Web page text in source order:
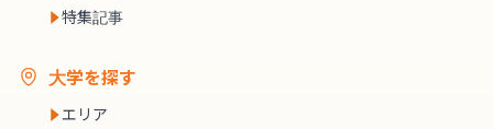
特集記事
大学を探す
エリア